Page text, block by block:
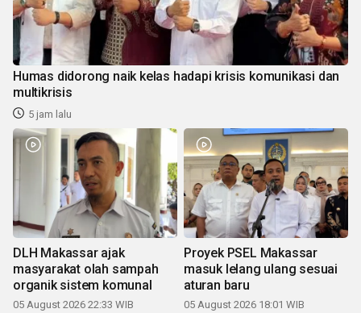
Humas didorong naik kelas hadapi krisis komunikasi dan
multikrisis
5 jam lalu
DLH Makassar ajak
masyarakat olah sampah
organik sistem komunal
05 August 2026 22:33 WIB
Proyek PSEL Makassar
masuk lelang ulang sesuai
aturan baru
05 August 2026 18:01 WIB